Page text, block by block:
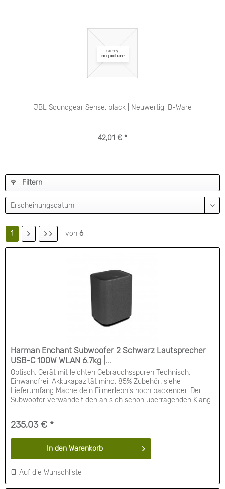
JBL Soundgear Sense, black | Neuwertig, B-Ware
42,01 € *
Filtern
1 von 6
Harman Enchant Subwoofer 2 Schwarz Lautsprecher
USB-C 100W WLAN 6.7kg |...
Optisch: Gerät mit leichten Gebrauchsspuren Technisch:
Einwandfrei, Akkukapazität mind. 85% Zubehör: siehe
Lieferumfang Mache dein Filmerlebnis noch packender. Der
Subwoofer verwandelt den an sich schon überragenden Klang
kabellos mit der Enchant 900 oder...
235,03 € *
In den Warenkorb
Auf die Wunschliste